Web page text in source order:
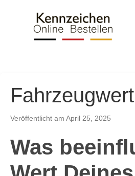
Fahrzeugwert
Veröffentlicht am April 25, 2025
Was